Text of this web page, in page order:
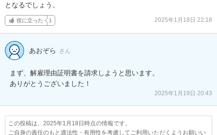
となるでしょう。
役に立った 1 2025年1月18日 22:18
あおぞら さん
まず、解雇理由証明書を請求しようと思います。
ありがとうございました！
2025年1月19日 20:43
この投稿は、2025年1月18日時点の情報です。
ご自身の責任のもと適法性・有用性を考慮してご利用いただくようお願いい